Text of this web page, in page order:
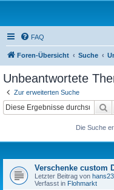
FAQ
Foren-Übersicht Suche
Unbeantwortete
Zur erweiterten Suche
Die Suche
Verschenke custom
Letzter Beitrag von hans23
Verfasst in Flohmarkt